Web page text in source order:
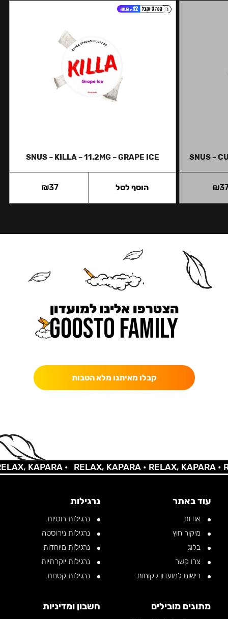
SNUS –
₪
בינוני
SNUS – KILLA – 11.2MG – GRAPE ICE
₪37 הוסף לסל
הצטרפו אלינו למועדון
קבלו מאיתנו מלא הטבות
KAPARA • RELAX, KAPARA •RELAX, KAPARA •
עוד באתר
אודות
מיקור חוץ
בלוג
צרו קשר
רישום למועדון לקוחות
נרגילות
נרגילות רוסיות
נרגילות נירוסטה
נרגילות מיוחדות
נרגילות יוקרתיות
נרגילות קטנות
מתוגים מובילים חשבון ומדיניות